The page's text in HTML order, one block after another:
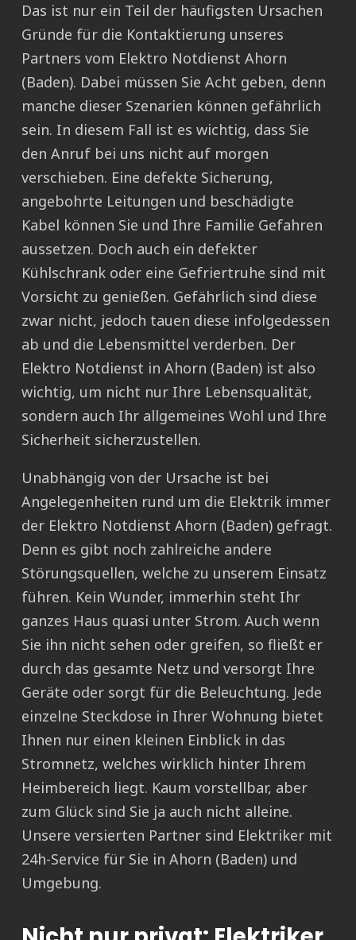
Das ist nur ein Teil der häufigsten Ursachen
Gründe für die Kontaktierung unseres
Partners vom Elektro Notdienst Ahorn
(Baden). Dabei müssen Sie Acht geben, denn
manche dieser Szenarien können gefährlich
sein. In diesem Fall ist es wichtig, dass Sie
den Anruf bei uns nicht auf morgen
verschieben. Eine defekte Sicherung,
angebohrte Leitungen und beschädigte
Kabel können Sie und Ihre Familie Gefahren
aussetzen. Doch auch ein defekter
Kühlschrank oder eine Gefriertruhe sind mit
Vorsicht zu genießen. Gefährlich sind diese
zwar nicht, jedoch tauen diese infolgedessen
ab und die Lebensmittel verderben. Der
Elektro Notdienst in Ahorn (Baden) ist also
wichtig, um nicht nur Ihre Lebensqualität,
sondern auch Ihr allgemeines Wohl und Ihre
Sicherheit sicherzustellen.
Unabhängig von der Ursache ist bei
Angelegenheiten rund um die Elektrik immer
der Elektro Notdienst Ahorn (Baden) gefragt.
Denn es gibt noch zahlreiche andere
Störungsquellen, welche zu unserem Einsatz
führen. Kein Wunder, immerhin steht Ihr
ganzes Haus quasi unter Strom. Auch wenn
Sie ihn nicht sehen oder greifen, so fließt er
durch das gesamte Netz und versorgt Ihre
Geräte oder sorgt für die Beleuchtung. Jede
einzelne Steckdose in Ihrer Wohnung bietet
Ihnen nur einen kleinen Einblick in das
Stromnetz, welches wirklich hinter Ihrem
Heimbereich liegt. Kaum vorstellbar, aber
zum Glück sind Sie ja auch nicht alleine.
Unsere versierten Partner sind Elektriker mit
24h-Service für Sie in Ahorn (Baden) und
Umgebung.